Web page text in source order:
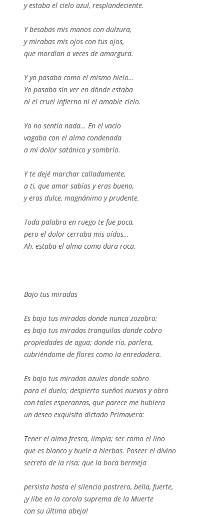
y estaba el cielo azul, resplandeciente.
Y besabas mis manos con dulzura,
y mirabas mis ojos con tus ojos,
que mordían a veces de amargura.
Y yo pasaba como el mismo hielo…
Yo pasaba sin ver en dónde estaba
ni el cruel infierno ni el amable cielo.
Yo no sentía nada… En el vacío
vagaba con el alma condenada
a mi dolor satánico y sombrío.
Y te dejé marchar calladamente,
a ti, que amar sabías y eras bueno,
y eras dulce, magnánimo y prudente.
Toda palabra en ruego te fue poca,
pero el dolor cerraba mis oídos…
Ah, estaba el alma como dura roca.
Bajo tus miradas
Es bajo tus miradas donde nunca zozobro;
es bajo tus miradas tranquilas donde cobro
propiedades de agua; donde río, parlera,
cubriéndome de flores como la enredadera.
Es bajo tus miradas azules donde sobro
para el duelo; despierto sueños nuevos y obro
con tales esperanzas, que parece me hubiera
un deseo exquisito dictado Primavera:
Tener el alma fresca, limpia; ser como el lino
que es blanco y huele a hierbas. Poseer el divino
secreto de la risa; que la boca bermeja
persista hasta el silencio postrero, bella, fuerte,
¡y libe en la corola suprema de la Muerte
con su última abeja!